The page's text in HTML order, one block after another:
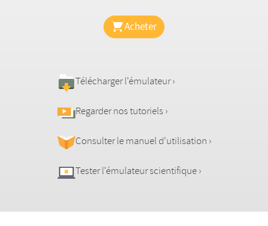
Acheter
Télécharger l'émulateur ›
Regarder nos tutoriels ›
Consulter le manuel d'utilisation ›
Tester l'émulateur scientifique ›